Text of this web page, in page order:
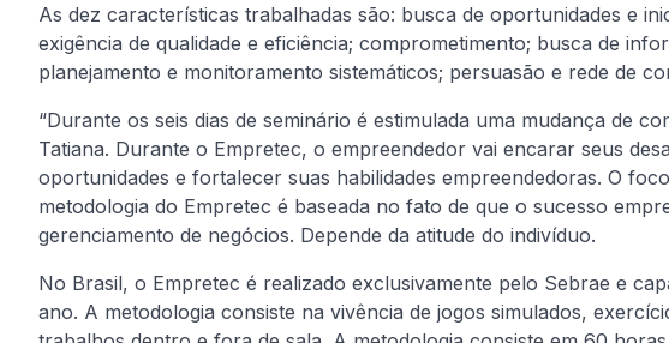
As dez características trabalhadas são: busca de oportunidades e
exigência de qualidade e eficiência; comprometimento; busca de
planejamento e monitoramento sistemáticos; persuasão e rede de
“Durante os seis dias de seminário é estimulada uma mudança de
Tatiana. Durante o Empretec, o empreendedor vai encarar seus
oportunidades e fortalecer suas habilidades empreendedoras. O
metodologia do Empretec é baseada no fato de que o sucesso
gerenciamento de negócios. Depende da atitude do indivíduo.
No Brasil, o Empretec é realizado exclusivamente pelo Sebrae e
ano. A metodologia consiste na vivência de jogos simulados,